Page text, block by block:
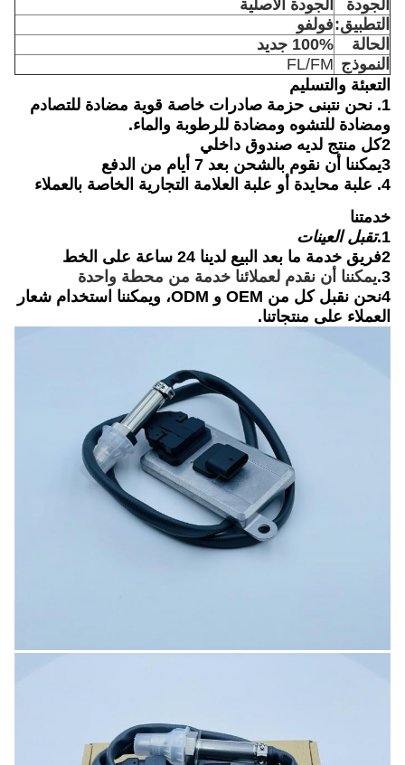
الجودة
الجودة الأصلية
التطبيق:فولفو
الحالة
100% جديد
النموذج FL/FM
التعبئة والتسليم
1. نحن نتبنى حزمة صادرات خاصة قوية مضادة للتصادم
ومضادة للتشوه ومضادة للرطوبة والماء.
2كل منتج لديه صندوق داخلي
3يمكننا أن نقوم بالشحن بعد 7 أيام من الدفع
4. علبة محايدة أو علبة العلامة التجارية الخاصة بالعملاء
خدمتنا
1. تقبل العينات
2فريق خدمة ما بعد البيع لدينا 24 ساعة على الخط
3. يمكننا أن نقدم لعملائنا خدمة من محطة واحدة
4نحن نقبل كل من OEM و ODM، ويمكننا استخدام شعار
العملاء على منتجاتنا.